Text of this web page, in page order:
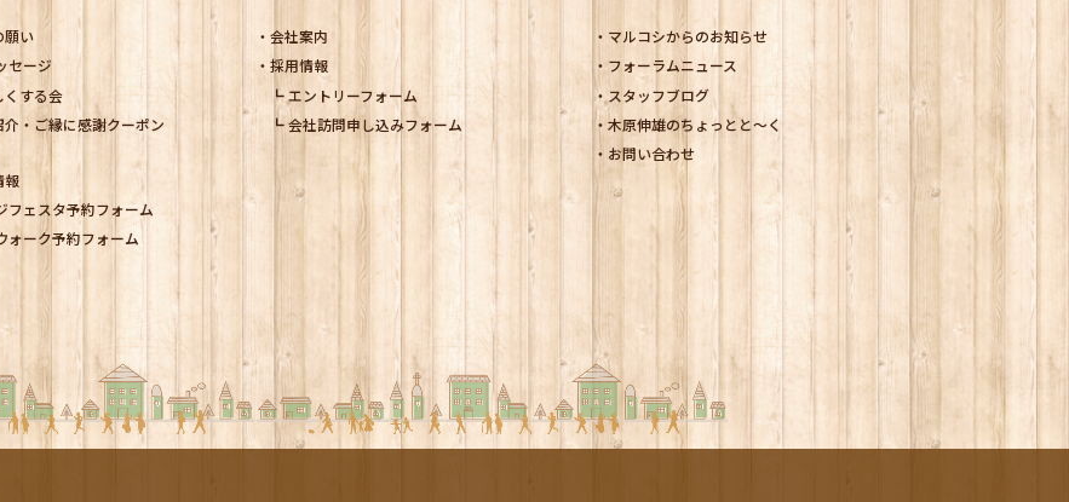
願い
セージ
くする会
・ご縁に感謝クーポン
報
フェスタ予約フォーム
ォーク予約フォーム
会社案内
採用情報
エントリーフォーム
会社訪問申し込みフォーム
マルコシからのお知らせ
フォーラムニュース
スタッフブログ
木原伸雄のちょっとと～く
お問い合わせ